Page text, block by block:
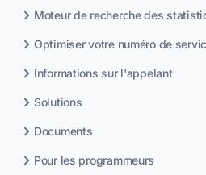
Moteur de recherche des
Optimiser votre numéro de
Informations sur l'appelant
Solutions
Documents
Pour les programmeurs